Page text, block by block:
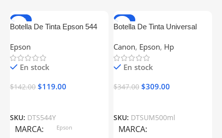
-16%
Botella De Tinta Epson 544
Epson
En stock
$142.00 $119.00
SKU: DTS544Y
MARCA Epson
-11%
Botella De Tinta Universal
Con Epson Canon Brother Hp
Canon, Epson, Hp
En stock
$347.00 $309.00
SKU: DTSUM500ml
MARCA